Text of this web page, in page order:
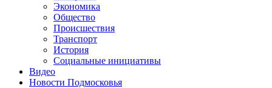
Экономика
Общество
Происшествия
Транспорт
История
Социальные инициативы
Видео
Новости Подмосковья